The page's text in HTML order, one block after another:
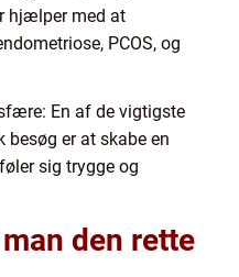
hjælper med at
PCOS, og
En af de vigtigste
er at skabe en
sig trygge og
den rette